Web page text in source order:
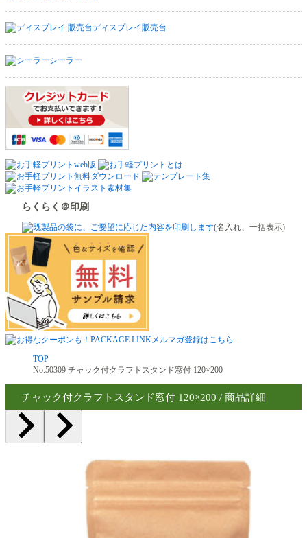
ディスプレイ販売台
シーラー
らくらく＠印刷
(名入れ、一括表示)
TOP
No.50309 チャック付クラフトスタンド窓付 120×200
チャック付クラフトスタンド窓付 120×200 / 商品詳細